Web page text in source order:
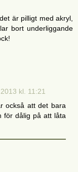
är pilligt med akryl,
bort underliggande
kl. 11:21
också att det bara
för dålig på att låta